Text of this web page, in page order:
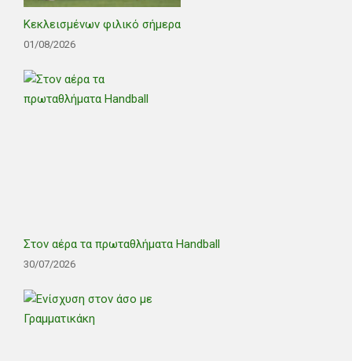
Κεκλεισμένων φιλικό σήμερα
01/08/2026
Στον αέρα τα πρωταθλήματα Handball
30/07/2026